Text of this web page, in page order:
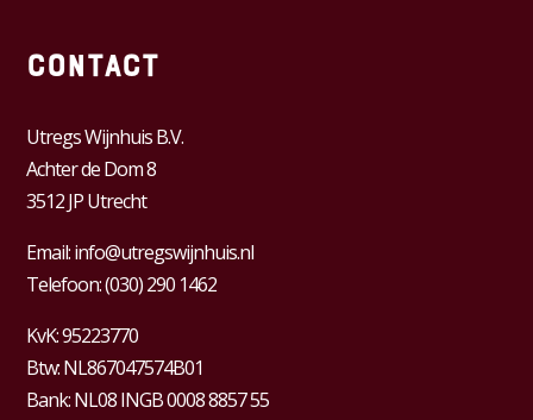
Contact
Utregs Wijnhuis B.V.
Achter de Dom 8
3512 JP Utrecht
Email:info@utregswijnhuis.nl
Telefoon:(030) 290 1462
KvK:95223770
Btw:NL867047574B01
Bank: NL08 INGB 0008 8857 55